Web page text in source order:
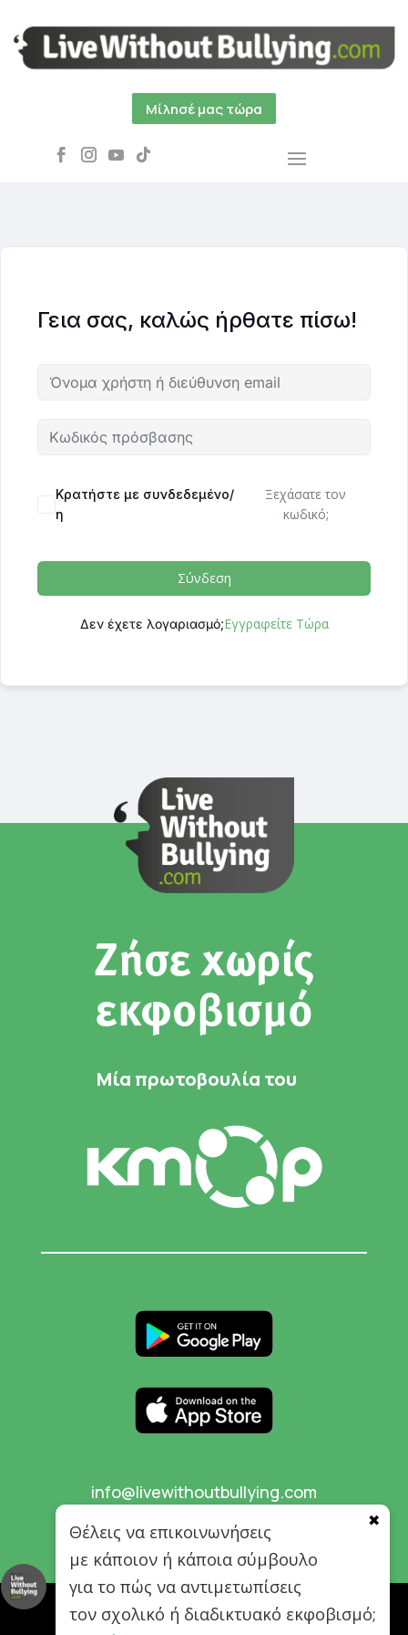
Μίλησέ μας τώρα
Γεια σας, καλώς ήρθατε πίσω!
Κρατήστε με συνδεδεμένο/
η
Ξεχάσατε τον
κωδικό;
Σύνδεση
Δεν έχετε λογαριασμό;Εγγραφείτε Τώρα
Ζήσε χωρίς
εκφοβισμό
Μία πρωτοβουλία του
info@livewithoutbullying.com
© 2026 Live Without Bullying. All rights
Θέλεις να επικοινωνήσεις
με κάποιον ή κάποια σύμβουλο
για το πώς να αντιμετωπίσεις
τον σχολικό ή διαδικτυακό εκφοβισμό;
✖